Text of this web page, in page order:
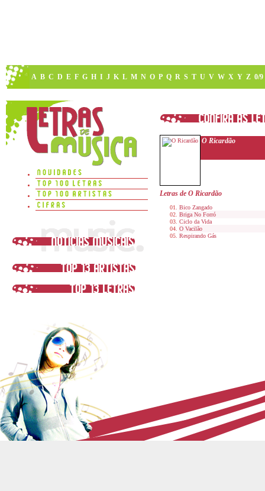
A B C D E F G H I J K L M N O P Q R S T U V W X Y Z 0/9
O Ricardão
Letras de O Ricardão
Bico Zangado
Briga No Forró
Ciclo da Vida
O Vacilão
Respirando Gás